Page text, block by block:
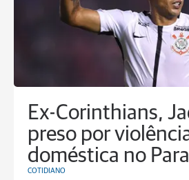
Ex-Corinthians,
preso por
doméstica no
COTIDIANO